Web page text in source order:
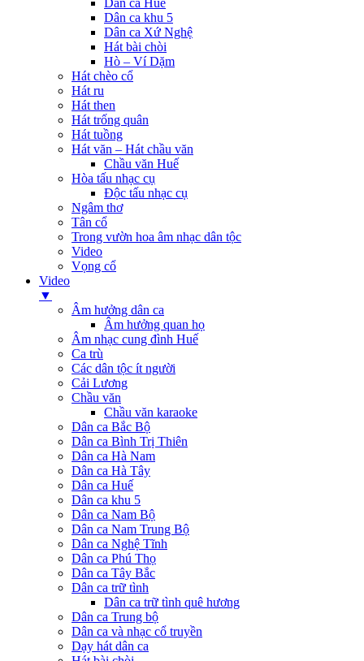
Dân ca Huế
Dân ca khu 5
Dân ca Xứ Nghệ
Hát bài chòi
Hò – Ví Dặm
Hát chèo cổ
Hát ru
Hát then
Hát trống quân
Hát tuồng
Hát văn – Hát chầu văn
Chầu văn Huế
Hòa tấu nhạc cụ
Độc tấu nhạc cụ
Ngâm thơ
Tân cổ
Trong vườn hoa âm nhạc dân tộc
Video
Vọng cổ
Video
▼
Âm hưởng dân ca
Âm hưởng quan họ
Âm nhạc cung đình Huế
Ca trù
Các dân tộc ít người
Cải Lương
Chầu văn
Chầu văn karaoke
Dân ca Bắc Bộ
Dân ca Bình Trị Thiên
Dân ca Hà Nam
Dân ca Hà Tây
Dân ca Huế
Dân ca khu 5
Dân ca Nam Bộ
Dân ca Nam Trung Bộ
Dân ca Nghệ Tĩnh
Dân ca Phú Thọ
Dân ca Tây Bắc
Dân ca trữ tình
Dân ca trữ tình quê hương
Dân ca Trung bộ
Dân ca và nhạc cổ truyền
Dạy hát dân ca